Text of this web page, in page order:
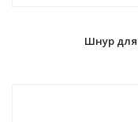
Шнур для